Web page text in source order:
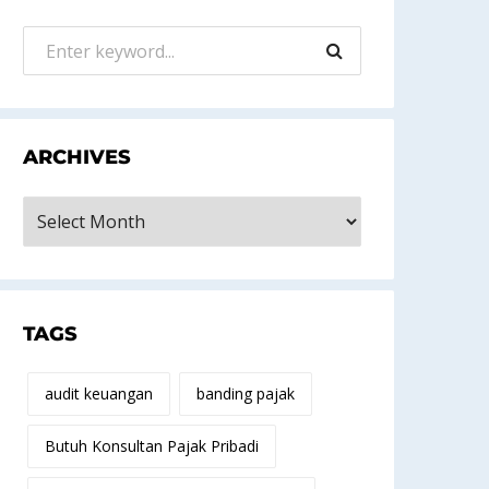
ARCHIVES
TAGS
audit keuangan banding pajak
Butuh Konsultan Pajak Pribadi